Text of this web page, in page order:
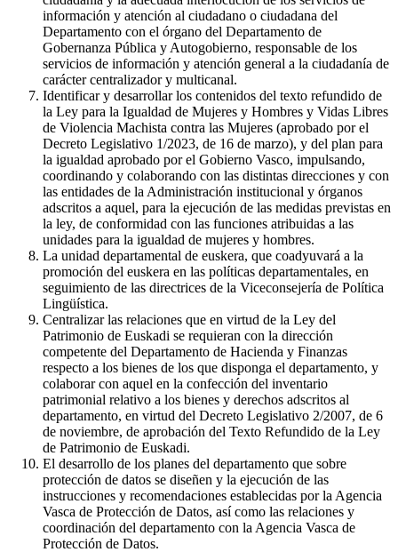
información y atención al ciudadano o ciudadana del
Departamento con el órgano del Departamento de
Gobernanza Pública y Autogobierno, responsable de los
servicios de información y atención general a la ciudadanía de
carácter centralizador y multicanal.
Identificar y desarrollar los contenidos del texto refundido de
la Ley para la Igualdad de Mujeres y Hombres y Vidas Libres
de Violencia Machista contra las Mujeres (aprobado por el
Decreto Legislativo 1/2023, de 16 de marzo), y del plan para
la igualdad aprobado por el Gobierno Vasco, impulsando,
coordinando y colaborando con las distintas direcciones y con
las entidades de la Administración institucional y órganos
adscritos a aquel, para la ejecución de las medidas previstas en
la ley, de conformidad con las funciones atribuidas a las
unidades para la igualdad de mujeres y hombres.
La unidad departamental de euskera, que coadyuvará a la
promoción del euskera en las políticas departamentales, en
seguimiento de las directrices de la Viceconsejería de Política
Lingüística.
Centralizar las relaciones que en virtud de la Ley del
Patrimonio de Euskadi se requieran con la dirección
competente del Departamento de Hacienda y Finanzas
respecto a los bienes de los que disponga el departamento, y
colaborar con aquel en la confección del inventario
patrimonial relativo a los bienes y derechos adscritos al
departamento, en virtud del Decreto Legislativo 2/2007, de 6
de noviembre, de aprobación del Texto Refundido de la Ley
de Patrimonio de Euskadi.
El desarrollo de los planes del departamento que sobre
protección de datos se diseñen y la ejecución de las
instrucciones y recomendaciones establecidas por la Agencia
Vasca de Protección de Datos, así como las relaciones y
coordinación del departamento con la Agencia Vasca de
Protección de Datos.